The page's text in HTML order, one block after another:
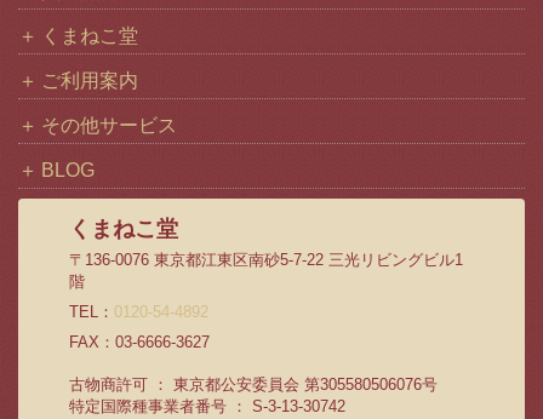
くまねこ堂
ご利用案内
その他サービス
BLOG
くまねこ堂
〒136-0076 東京都江東区南砂5-7-22 三光リビングビル1
階
TEL： 0120-54-4892
FAX：03-6666-3627
古物商許可 ： 東京都公安委員会 第305580506076号
特定国際種事業者番号 ： S-3-13-30742